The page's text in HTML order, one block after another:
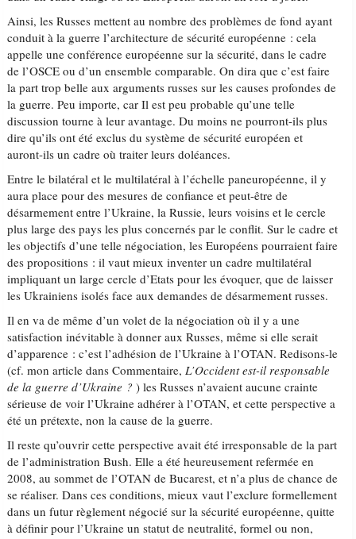
Ainsi, les Russes mettent au nombre des problèmes de fond ayant
conduit à la guerre l’architecture de sécurité européenne : cela
appelle une conférence européenne sur la sécurité, dans le cadre
de l’OSCE ou d’un ensemble comparable. On dira que c’est faire
la part trop belle aux arguments russes sur les causes profondes de
la guerre. Peu importe, car Il est peu probable qu’une telle
discussion tourne à leur avantage. Du moins ne pourront-ils plus
dire qu’ils ont été exclus du système de sécurité européen et
auront-ils un cadre où traiter leurs doléances.
Entre le bilatéral et le multilatéral à l’échelle paneuropéenne, il y
aura place pour des mesures de confiance et peut-être de
désarmement entre l’Ukraine, la Russie, leurs voisins et le cercle
plus large des pays les plus concernés par le conflit. Sur le cadre et
les objectifs d’une telle négociation, les Européens pourraient faire
des propositions : il vaut mieux inventer un cadre multilatéral
impliquant un large cercle d’Etats pour les évoquer, que de laisser
les Ukrainiens isolés face aux demandes de désarmement russes.
Il en va de même d’un volet de la négociation où il y a une
satisfaction inévitable à donner aux Russes, même si elle serait
d’apparence : c’est l’adhésion de l’Ukraine à l’OTAN. Redisons-le
(cf. mon article dans Commentaire,L’Occident est-il responsable
de la guerre d’Ukraine ?) les Russes n’avaient aucune crainte
sérieuse de voir l’Ukraine adhérer à l’OTAN, et cette perspective a
été un prétexte, non la cause de la guerre.
Il reste qu’ouvrir cette perspective avait été irresponsable de la part
de l’administration Bush. Elle a été heureusement refermée en
2008, au sommet de l’OTAN de Bucarest, et n’a plus de chance de
se réaliser. Dans ces conditions, mieux vaut l’exclure formellement
dans un futur règlement négocié sur la sécurité européenne, quitte
à définir pour l’Ukraine un statut de neutralité, formel ou non,